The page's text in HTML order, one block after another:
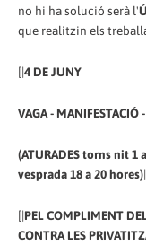
no hi ha solució serà l'
que realitzin els
[|4 DE JUNY
VAGA - MANIFESTACIÓ
(ATURADES torns nit 1
vesprada 18 a 20 hores)
[|PEL COMPLIMENT
CONTRA LES